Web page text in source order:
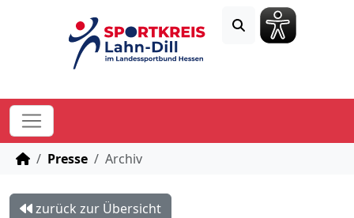
STARTSEITE
Presse Archiv
zurück zur Übersicht